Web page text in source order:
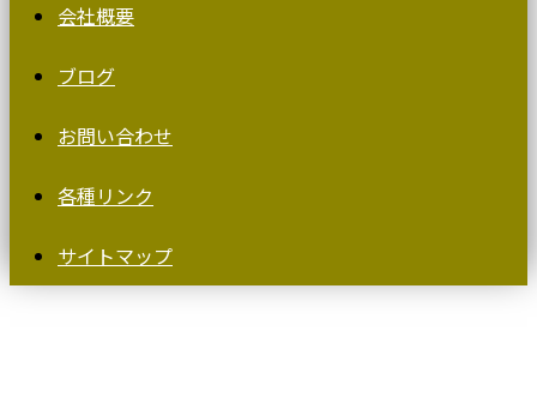
会社概要
ブログ
お問い合わせ
各種リンク
サイトマップ